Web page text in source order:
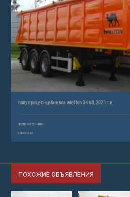
полуприцеп-щебневоз wielton 34м3, 2021г.в.
продажа техники
самосвал
ПОХОЖИЕ ОБЪЯВЛЕНИЯ